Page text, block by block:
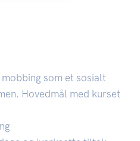
som et sosialt
Hovedmål med kurset